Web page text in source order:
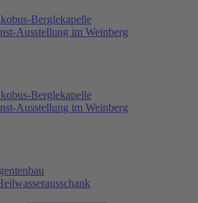
Berglekapelle
Ausstellung im Weinberg
Berglekapelle
Ausstellung im Weinberg